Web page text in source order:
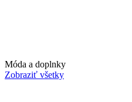
Móda a doplnky
Zobraziť všetky